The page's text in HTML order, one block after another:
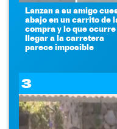
Lanzan a su amigo
abajo en un carrito de
compra y lo que
llegar a la carretera
parece imposible
3